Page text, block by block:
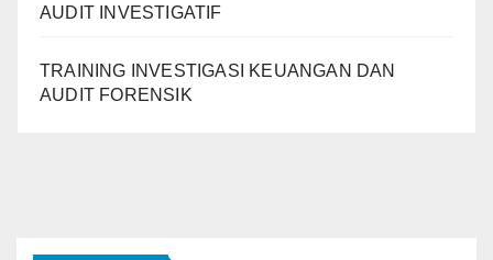
AUDIT INVESTIGATIF
TRAINING INVESTIGASI KEUANGAN DAN
AUDIT FORENSIK